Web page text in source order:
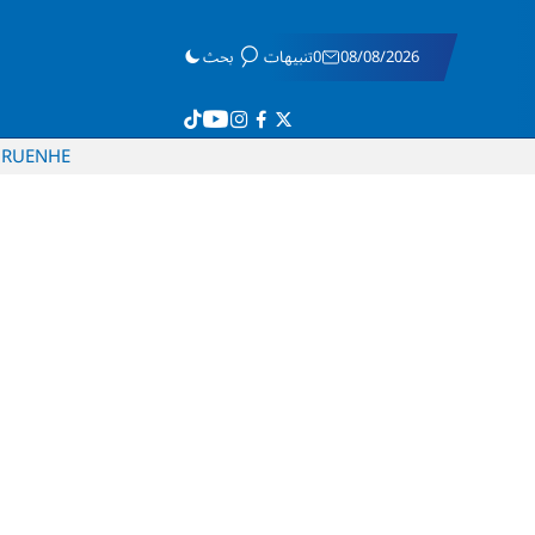
08/08/2026 0تنبيهات بحث
HE
EN
RU